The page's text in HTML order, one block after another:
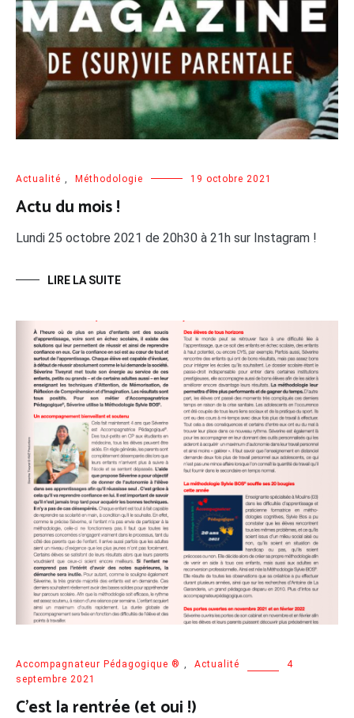
Actualité Méthodologie 19 octobre 2021
Actu du mois !
Lundi 25 octobre 2021 de 20h30 à 21h sur Instagram !
LIRE LA SUITE
Accompagnateur Pédagogique ® Actualité
4
septembre 2021
C’est la rentrée (et oui !)